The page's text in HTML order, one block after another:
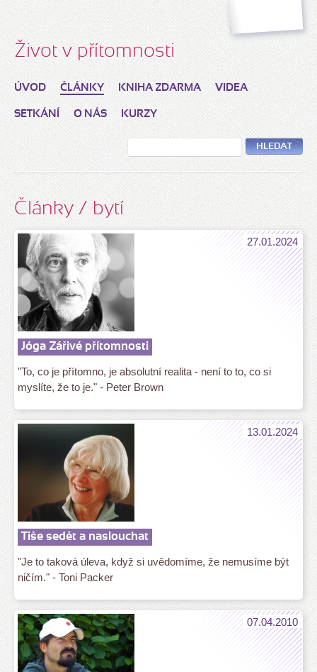
Život v přítomnosti
ÚVOD ČLÁNKY KNIHA ZDARMA VIDEA
SETKÁNÍ O NÁS KURZY
HLEDAT
Články / bytí
27.01.2024
Jóga Zářivé přítomnosti
"To, co je přítomno, je absolutní realita - není to to, co si
myslíte, že to je." - Peter Brown
13.01.2024
Tiše sedět a naslouchat
"Je to taková úleva, když si uvědomíme, že nemusíme být
ničím." - Toni Packer
07.04.2010